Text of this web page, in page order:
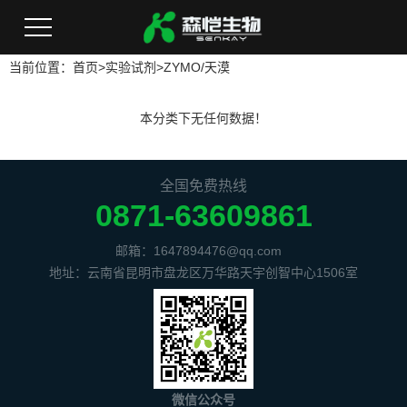
当前位置： 首页>实验试剂>ZYMO/天漠
本分类下无任何数据！
全国免费热线
0871-63609861
邮箱：1647894476@qq.com
地址：云南省昆明市盘龙区万华路天宇创智中心1506室
微信公众号